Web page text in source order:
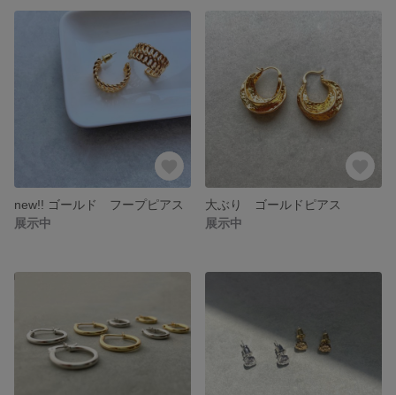
new!! ゴールド フープピアス
展示中
大ぶり ゴールドピアス
展示中